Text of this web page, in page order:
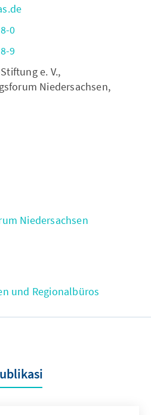
0
9
e. V.,
Niedersachsen,
Niedersachsen
und Regionalbüros